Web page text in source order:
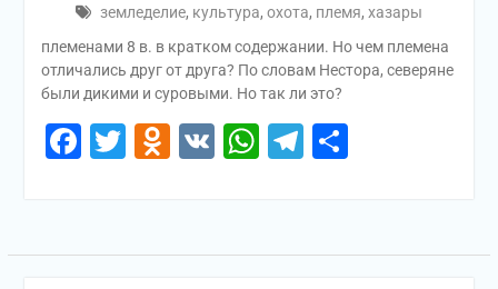
земледелие, культура, охота, племя, хазары
племенами 8 в. в кратком содержании. Но чем племена
отличались друг от друга? По словам Нестора, северяне
были дикими и суровыми. Но так ли это?
Facebook
Twitter
Odnoklassniki
VKWhatsApp
Telegram